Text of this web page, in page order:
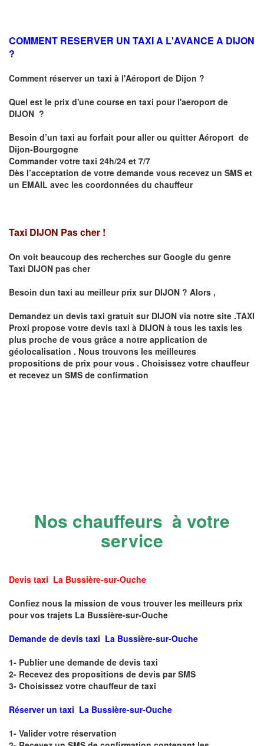
COMMENT RESERVER UN TAXI A L'AVANCE A DIJON
?
Comment réserver un taxi à l'Aéroport de Dijon ?
Quel est le prix d'une course en taxi pour l'aeroport de
DIJON ?
Besoin d’un taxi au forfait pour aller ou quitter Aéroport de
Dijon-Bourgogne
Commander votre taxi 24h/24 et 7/7
Dès l’acceptation de votre demande vous recevez un SMS et
un EMAIL avec les coordonnées du chauffeur
Taxi DIJON Pas cher !
On voit beaucoup des recherches sur Google du genre
Taxi DIJON pas cher
Besoin dun taxi au meilleur prix sur DIJON ? Alors ,
Demandez un devis taxi gratuit sur DIJON via notre site .TAXI
Proxi propose votre devis taxi à DIJON à tous les taxis les
plus proche de vous grâce a notre application de
géolocalisation . Nous trouvons les meilleures
propositions de prix pour vous . Choisissez votre chauffeur
et recevez un SMS de confirmation
Nos chauffeurs à votre
service
Devis taxi La Bussière-sur-Ouche
Confiez nous la mission de vous trouver les meilleurs prix
pour vos trajets La Bussière-sur-Ouche
Demande de devis taxi La Bussière-sur-Ouche
1- Publier une demande de devis taxi
2- Recevez des propositions de devis par SMS
3- Choisissez votre chauffeur de taxi
Réserver un taxi La Bussière-sur-Ouche
1- Valider votre réservation